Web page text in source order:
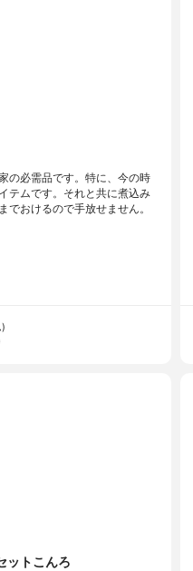
の必需品です。特に、今の時
テムです。それと共に煮込み
でおけるので手放せません。
ットこんろ